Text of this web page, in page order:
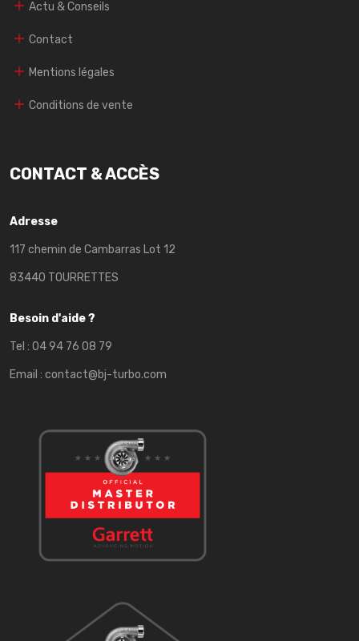
Actu & Conseils
Contact
Mentions légales
Conditions de vente
CONTACT & ACCÈS
Adresse
117 chemin de Cambarras Lot 12
83440 TOURRETTES
Besoin d'aide ?
Tel : 04 94 76 08 79
Email : contact@bj-turbo.com